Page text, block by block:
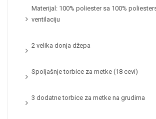
Materijal: 100% poliester sa 100%
ventilaciju
2 velika donja džepa
Spoljašnje torbice za metke (18 cevi)
3 dodatne torbice za metke na grudima